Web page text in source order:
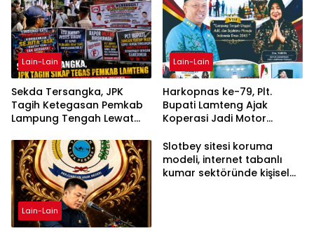
Lain-Lain
Sekda Tersangka, JPK
Tagih Ketegasan Pemkab
Lampung Tengah Lewat
Lain-Lain
Harkopnas ke-79, Plt.
Bupati Lamteng Ajak
Koperasi Jadi Motor
Lain-Lain
Slotbey sitesi koruma
modeli, internet tabanlı
kumar sektöründe kişisel